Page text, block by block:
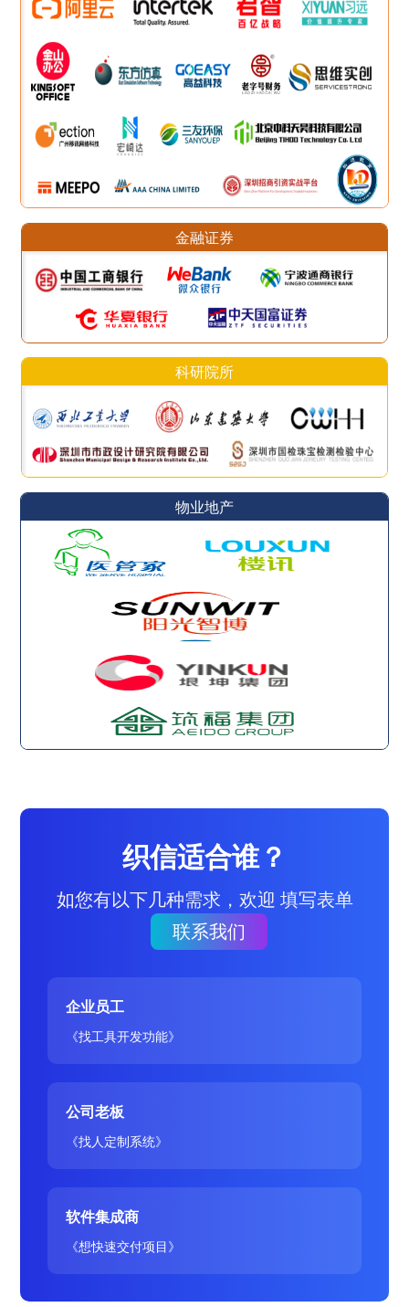
金融证券
科研院所
物业地产
织信适合谁？
如您有以下几种需求，欢迎 填写表单
联系我们
企业员工
《找工具开发功能》
公司老板
《找人定制系统》
软件集成商
《想快速交付项目》